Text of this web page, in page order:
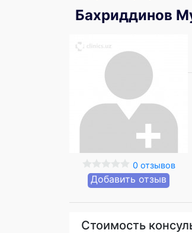
Бахриддинов
0 отзывов
Добавить отзыв
Стоимость